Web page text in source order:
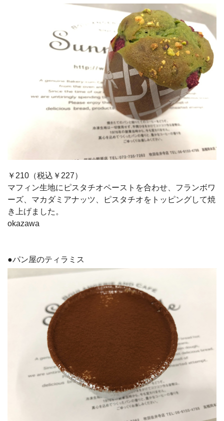
￥210（税込￥227）
マフィン生地にピスタチオペーストを合わせ、フランボワ
ーズ、マカダミアナッツ、ピスタチオをトッピングして焼
き上げました。
okazawa
●パン屋のティラミス